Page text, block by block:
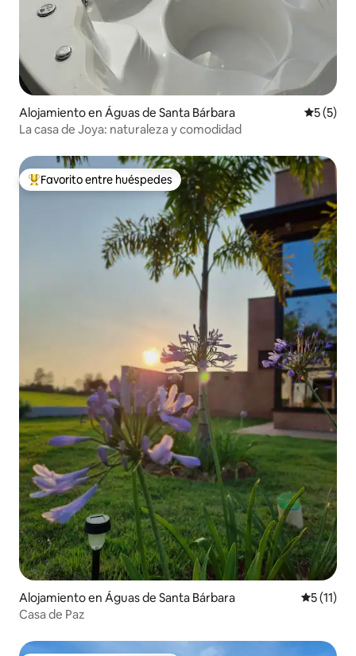
Alojamiento en Águas de Santa Bárbara
5 (5)
La casa de Joya: naturaleza y comodidad
Favorito entre huéspedes preferido
Favorito entre huéspedes
Alojamiento en Águas de Santa Bárbara
5 (11)
Casa de Paz